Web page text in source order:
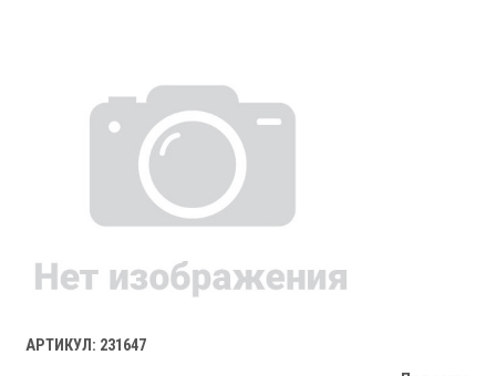
АРТИКУЛ: 231647